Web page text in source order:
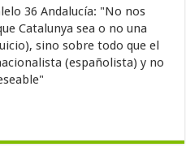
36 Andalucía: "No nos
Catalunya sea o no una
sino sobre todo que el
(españolista) y no